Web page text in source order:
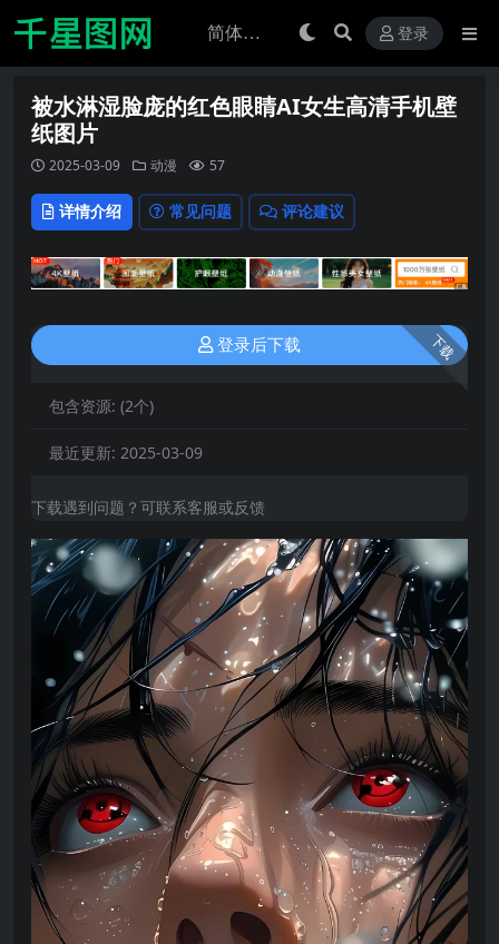
登录
被水淋湿脸庞的红色眼睛AI女生高清手机壁
纸图片
2025-03-09 动漫 57
详情介绍 常见问题 评论建议
下载
登录后下载
包含资源: (2个)
最近更新: 2025-03-09
下载遇到问题？可联系客服或反馈